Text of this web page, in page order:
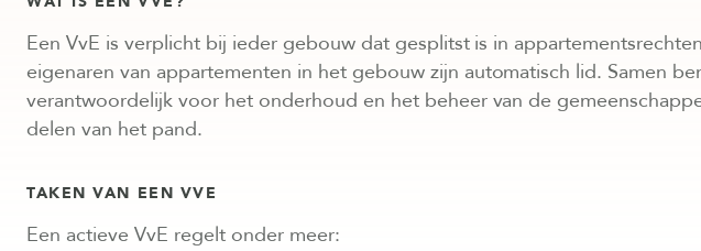
Een VvE is verplicht bij ieder gebouw dat gesplitst is in
eigenaren van appartementen in het gebouw zijn automatisch lid. Samen
verantwoordelijk voor het onderhoud en het beheer van de
delen van het pand.
TAKEN VAN EEN VVE
Een actieve VvE regelt onder meer: